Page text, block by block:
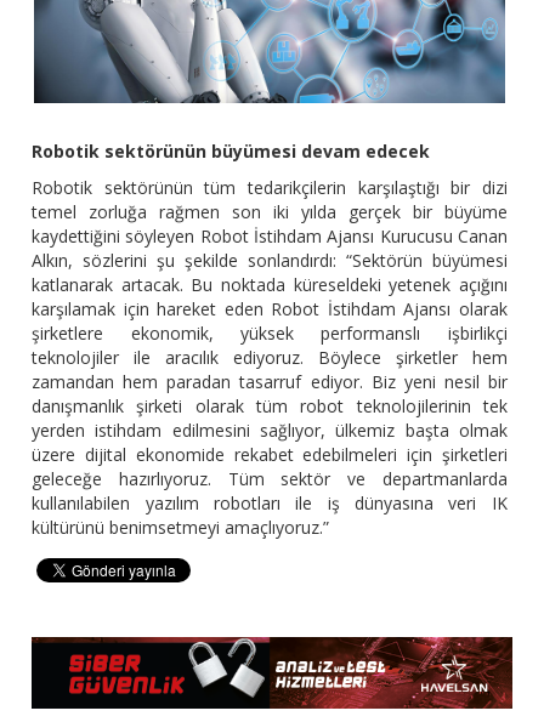
Robotik sektörünün büyümesi devam edecek
Robotik sektörünün tüm tedarikçilerin karşılaştığı bir dizi
temel zorluğa rağmen son iki yılda gerçek bir büyüme
kaydettiğini söyleyen Robot İstihdam Ajansı Kurucusu Canan
Alkın, sözlerini şu şekilde sonlandırdı: “Sektörün büyümesi
katlanarak artacak. Bu noktada küreseldeki yetenek açığını
karşılamak için hareket eden Robot İstihdam Ajansı olarak
şirketlere ekonomik, yüksek performanslı işbirlikçi
teknolojiler ile aracılık ediyoruz. Böylece şirketler hem
zamandan hem paradan tasarruf ediyor. Biz yeni nesil bir
danışmanlık şirketi olarak tüm robot teknolojilerinin tek
yerden istihdam edilmesini sağlıyor, ülkemiz başta olmak
üzere dijital ekonomide rekabet edebilmeleri için şirketleri
geleceğe hazırlıyoruz. Tüm sektör ve departmanlarda
kullanılabilen yazılım robotları ile iş dünyasına veri IK
kültürünü benimsetmeyi amaçlıyoruz.”